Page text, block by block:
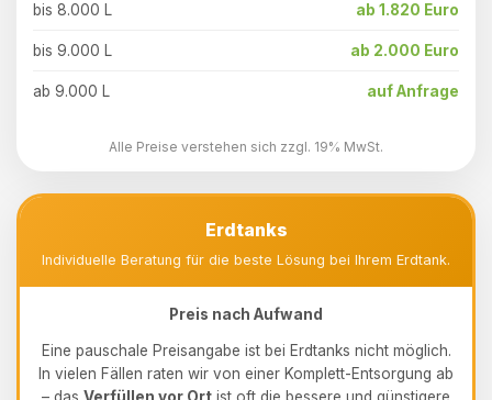
bis 8.000 L ab 1.820 Euro
bis 9.000 L ab 2.000 Euro
ab 9.000 L auf Anfrage
Alle Preise verstehen sich zzgl. 19% MwSt.
Erdtanks
Individuelle Beratung für die beste Lösung bei Ihrem Erdtank.
Preis nach Aufwand
Eine pauschale Preisangabe ist bei Erdtanks nicht möglich.
In vielen Fällen raten wir von einer Komplett-Entsorgung ab